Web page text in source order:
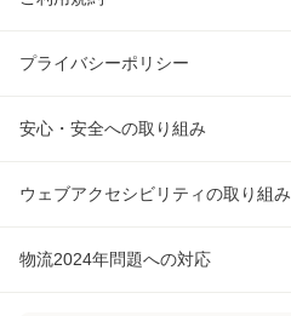
プライバシーポリシー
安心・安全への取り組み
ウェブアクセシビリティの取り組み
物流2024年問題への対応